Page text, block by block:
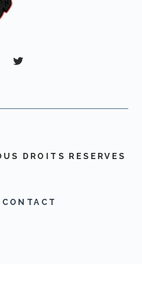
DROITS RESERVES
CONTACT